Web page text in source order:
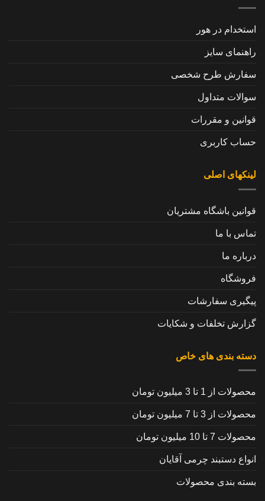
استخدام در هور
راهنمای سایز
سفارش طرح شخصی
سوالات متداول
قوانین و مقررات
حساب کاربری
لینکهای اصلی
قوانین باشگاه مشتریان
تماس با ما
درباره ما
فروشگاه
پیگیری سفارشات
گزارش تخلفات و شکایات
دسته بندی های خاص
محصولات از 1 تا 3 میلیون تومان
محصولات از 3 تا 7 میلیون تومان
محصولات 7 تا 10 میلیون تومان
انواع دستبند چرمی آقایان
بسته بندی محصولات